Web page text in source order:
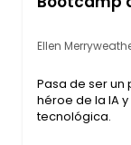
Ellen
Pasa de ser un
héroe de la IA
tecnológica.